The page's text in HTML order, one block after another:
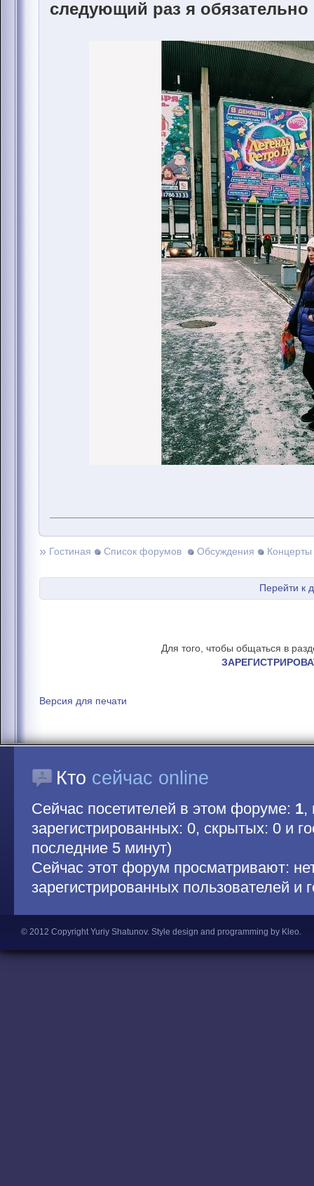
следующий раз я
» Гостиная Список форумов Обсуждения Концерты
Перейти к
Для того, чтобы общаться в
Версия для печати
Кто сейчас online
Сейчас посетителей в этом форуме: 1,
зарегистрированных: 0, скрытых: 0 и
последние 5 минут)
Сейчас этот форум просматривают:
зарегистрированных пользователей и
© 2012 Copyright Yuriy Shatunov. Style design and programming by Kleo.